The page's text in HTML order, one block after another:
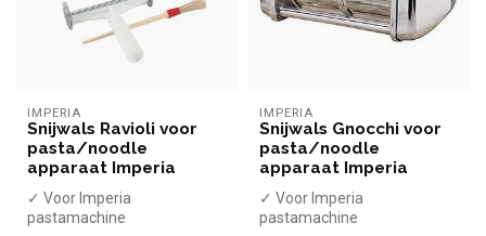
IMPERIA
Snijwals Ravioli voor
pasta/noodle
apparaat Imperia
✓ Voor Imperia
pastamachine
IMPERIA
Snijwals Gnocchi voor
pasta/noodle
apparaat Imperia
✓ Voor Imperia
pastamachine